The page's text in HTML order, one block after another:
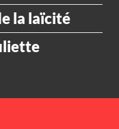
la laïcité